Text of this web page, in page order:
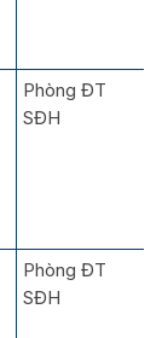
Phòng ĐT
SĐH
Phòng ĐT
SĐH